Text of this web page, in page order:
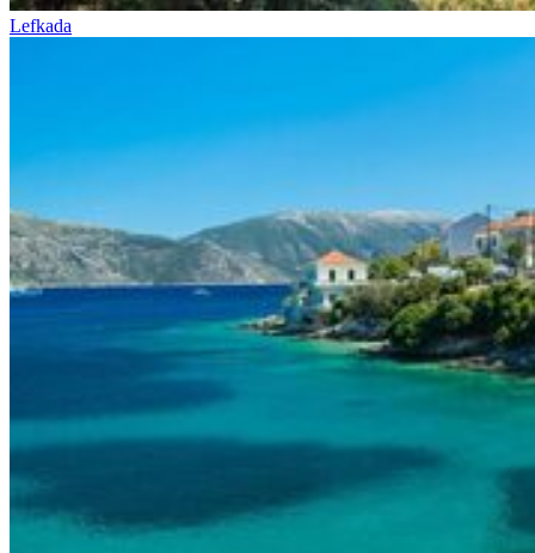
Lefkada